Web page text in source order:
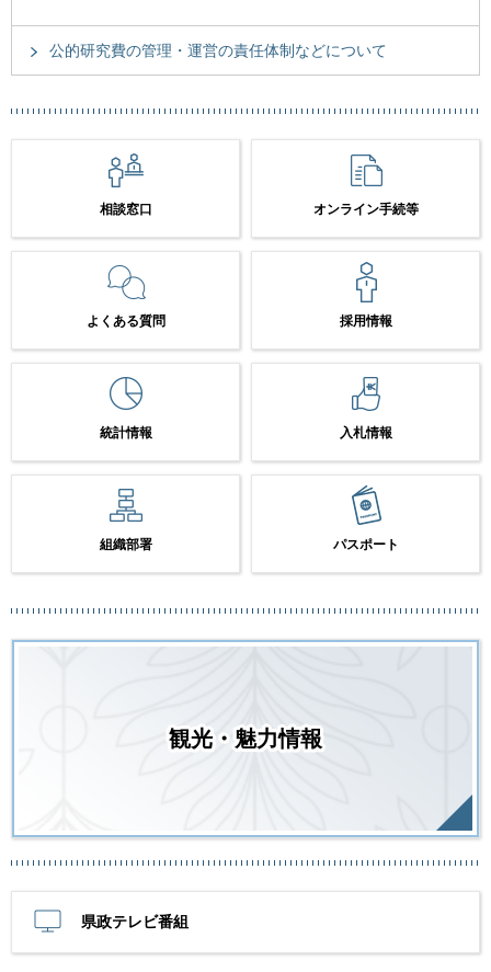
公的研究費の管理・運営の責任体制などについて
相談窓口 オンライン手続等
よくある質問 採用情報
統計情報 入札情報
組織部署 パスポート
観光・魅力情報
県政テレビ番組